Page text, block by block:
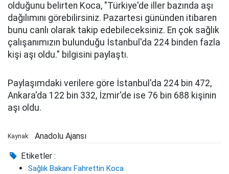
olduğunu belirten Koca, "Türkiye'de iller bazında aşı
dağılımını görebilirsiniz. Pazartesi gününden itibaren
bunu canlı olarak takip edebileceksiniz. En çok sağlık
çalışanımızın bulunduğu İstanbul'da 224 binden fazla
kişi aşı oldu." bilgisini paylaştı.
Paylaşımdaki verilere göre İstanbul'da 224 bin 472,
Ankara'da 122 bin 332, İzmir'de ise 76 bin 688 kişinin
aşı oldu.
Kaynak: Anadolu Ajansı
Etiketler :
Sağlık Bakanı Fahrettin Koca